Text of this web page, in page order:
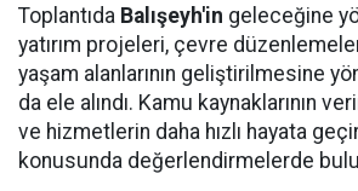
Toplantıda Balışeyh'in geleceğine
yatırım projeleri, çevre
yaşam alanlarının geliştirilmesine
da ele alındı. Kamu kaynaklarının
ve hizmetlerin daha hızlı hayata
konusunda değerlendirmelerde